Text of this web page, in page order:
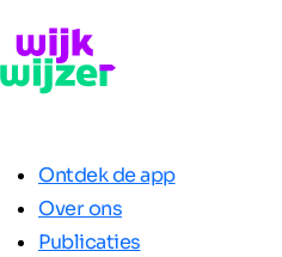
Ontdek de app
Over ons
Publicaties